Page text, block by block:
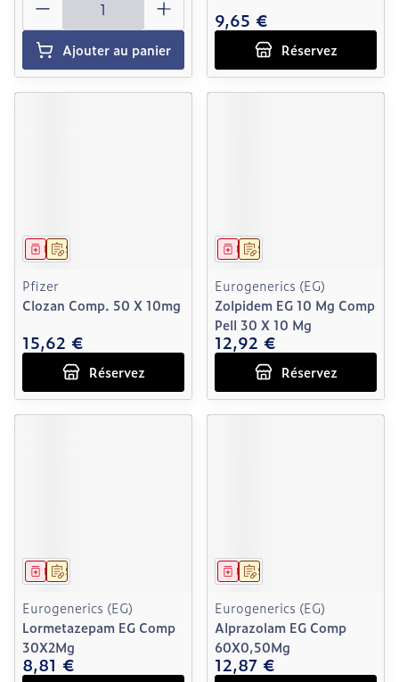
Ajouter au panier
9,65 €
Réservez
Sur prescription
Médicament
Pfizer
Clozan Comp. 50 X 10mg
15,62 €
Réservez
Sur prescription
Médicament
Eurogenerics (EG)
Zolpidem EG 10 Mg Comp
Pell 30 X 10 Mg
12,92 €
Réservez
Sur prescription
Médicament
Eurogenerics (EG)
Lormetazepam EG Comp
30X2Mg
8,81 €
Sur prescription
Médicament
Eurogenerics (EG)
Alprazolam EG Comp
60X0,50Mg
12,87 €